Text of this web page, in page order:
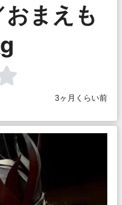
まえも
3ヶ月くらい前